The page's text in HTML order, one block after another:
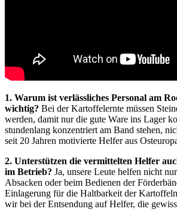
1. Warum ist verlässliches Personal am
wichtig? Bei der Kartoffelernte müssen
werden, damit nur die gute Ware ins Lager
stundenlang konzentriert am Band stehen,
seit 20 Jahren motivierte Helfer aus
2. Unterstützen die vermittelten Helfer
im Betrieb? Ja, unsere Leute helfen nicht
Absacken oder beim Bedienen der
Einlagerung für die Haltbarkeit der
wir bei der Entsendung auf Helfer, die